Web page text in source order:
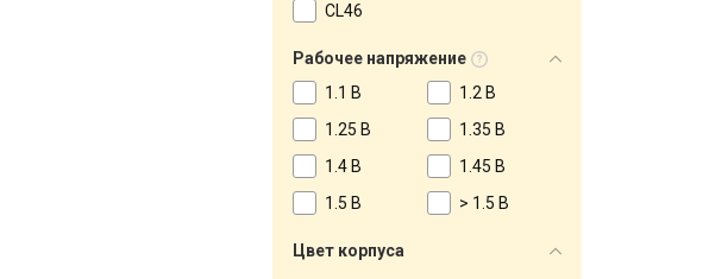
CL46
Рабочее напряжение
1.1 В
1.2 В
1.25 В
1.35 В
1.4 В
1.45 В
1.5 В
> 1.5 В
Цвет корпуса